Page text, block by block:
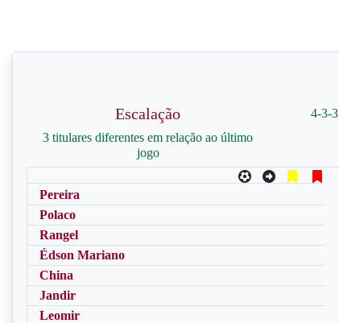
Escalação
3 titulares diferentes em relação ao último
jogo
4-3-3
Pereira
Polaco
Rangel
Édson Mariano
China
Jandir
Leomir